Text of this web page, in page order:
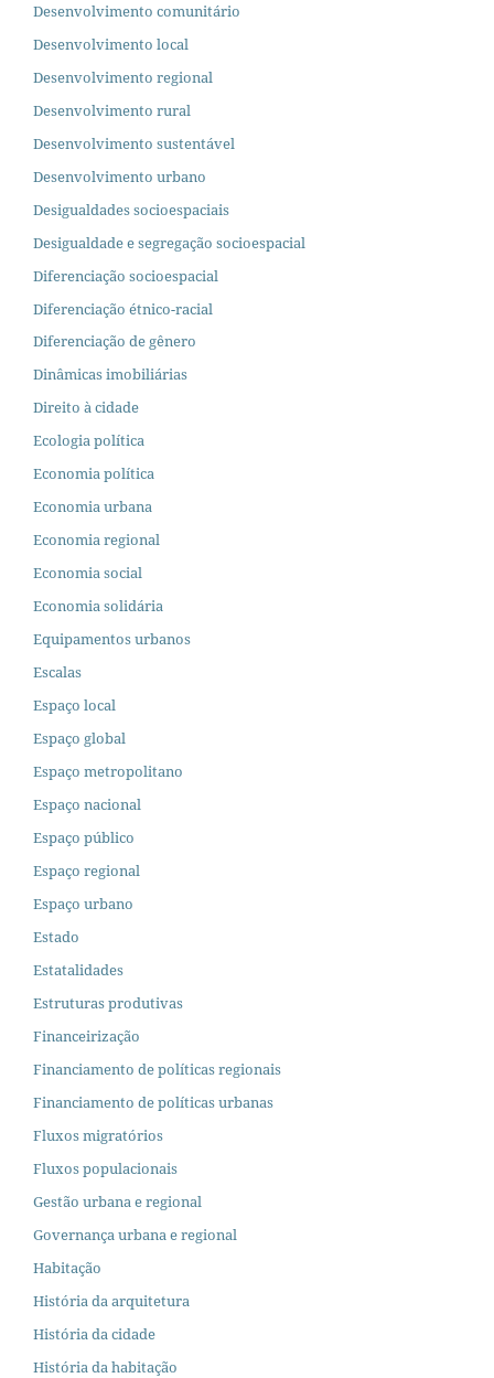
Desenvolvimento comunitário
Desenvolvimento local
Desenvolvimento regional
Desenvolvimento rural
Desenvolvimento sustentável
Desenvolvimento urbano
Desigualdades socioespaciais
Desigualdade e segregação socioespacial
Diferenciação socioespacial
Diferenciação étnico-racial
Diferenciação de gênero
Dinâmicas imobiliárias
Direito à cidade
Ecologia política
Economia política
Economia urbana
Economia regional
Economia social
Economia solidária
Equipamentos urbanos
Escalas
Espaço local
Espaço global
Espaço metropolitano
Espaço nacional
Espaço público
Espaço regional
Espaço urbano
Estado
Estatalidades
Estruturas produtivas
Financeirização
Financiamento de políticas regionais
Financiamento de políticas urbanas
Fluxos migratórios
Fluxos populacionais
Gestão urbana e regional
Governança urbana e regional
Habitação
História da arquitetura
História da cidade
História da habitação